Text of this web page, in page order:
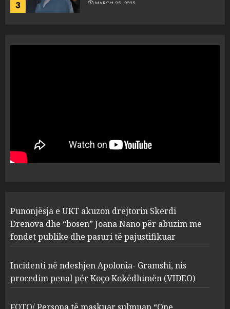
4 MARCH 25, 2025
1
“bosen” Joana Nano për
abuzim me fondet publike dhe
pasuri të pajustifikuar
2
Apolonia- Gramshi, nis
procedim penal për Koço
Kokëdhimën (VIDEO)
MARCH 27, 2025
FOTO/ Persona të maskuar
sulmuan “One Albania”,
ngjarja u fsheh. A u vodhën
Punonjësja e UKT akuzon drejtorin Skerdi
Drenova dhe “bosen” Joana Nano për abuzim me
fondet publike dhe pasuri të pajustifikuar
Incidenti në ndeshjen Apolonia- Gramshi, nis
procedim penal për Koço Kokëdhimën (VIDEO)
FOTO/ Persona të maskuar sulmuan “One